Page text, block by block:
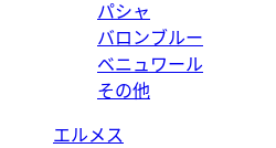
パシャ
バロンブルー
ベニュワール
その他
エルメス